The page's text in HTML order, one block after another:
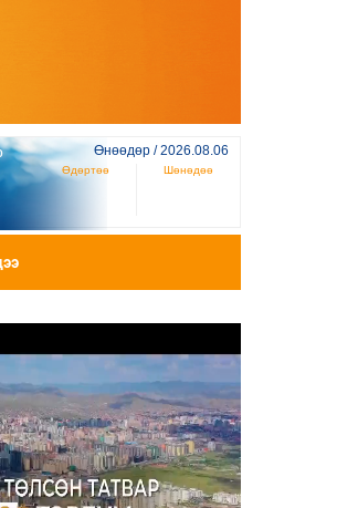
Өнөөдөр / 2026.08.06
Өдөртөө Шөнөдөө